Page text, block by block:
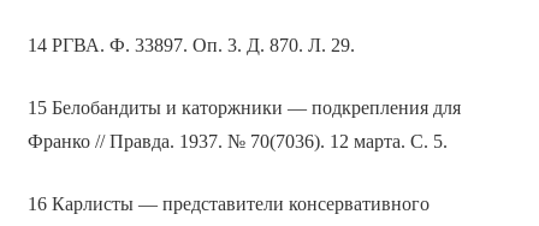
14 РГВА. Ф. 33897. Оп. 3. Д. 870. Л. 29.
15 Белобандиты и каторжники — подкрепления для
Франко // Правда. 1937. № 70(7036). 12 марта. С. 5.
16 Карлисты — представители консервативного